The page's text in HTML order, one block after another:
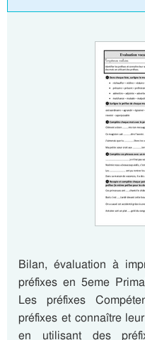
Bilan, évaluation à
préfixes en 5eme
Les préfixes
préfixes et connaître
en utilisant des